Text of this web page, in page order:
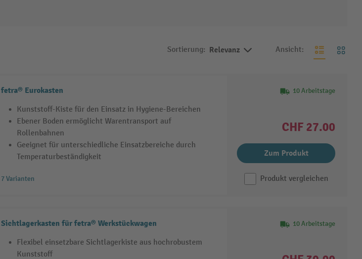
Sortierung: Relevanz Ansicht:
fetra® Eurokasten
Kunststoff-Kiste für den Einsatz in Hygiene-Bereichen
Ebener Boden ermöglicht Warentransport auf
Rollenbahnen
Geeignet für unterschiedliche Einsatzbereiche durch
Temperaturbeständigkeit
7 Varianten
10 Arbeitstage
CHF 27.00
Zum Produkt
Produkt vergleichen
Sichtlagerkasten für fetra® Werkstückwagen
Flexibel einsetzbare Sichtlagerkiste aus hochrobustem
Kunststoff
10 Arbeitstage